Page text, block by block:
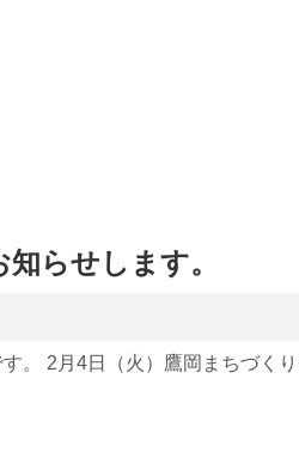
らせします。
。 2月4日（火）鷹岡まちづく